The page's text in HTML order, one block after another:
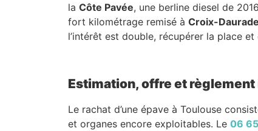
la Côte Pavée, une berline diesel de
fort kilométrage remisé à Croix-Daurade
l’intérêt est double, récupérer la place
Estimation, offre et
Le rachat d’une épave à Toulouse
et organes encore exploitables. Le 06